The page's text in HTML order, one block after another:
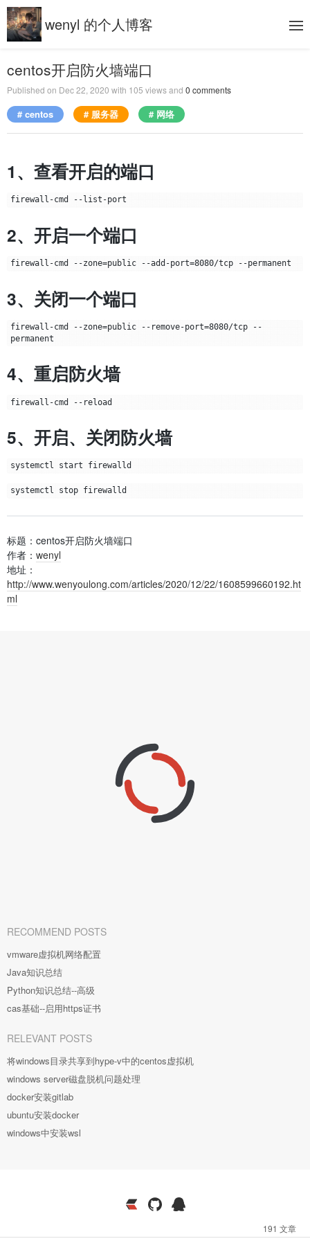
wenyl 的个人博客
centos开启防火墙端口
Published on Dec 22, 2020 with 105 views and 0 comments
# centos # 服务器 # 网络
1、查看开启的端口
2、开启一个端口
3、关闭一个端口
firewall-cmd --zone=public --remove-port=8080/tcp --
4、重启防火墙
5、开启、关闭防火墙
标题：centos开启防火墙端口
作者： wenyl
地址：
http://www.wenyoulong.com/articles/2020/12/22/1608599660192.ht
ml
RECOMMEND POSTS
vmware虚拟机网络配置
Java知识总结
Python知识总结--高级
cas基础--启用https证书
RELEVANT POSTS
将windows目录共享到hype-v中的centos虚拟机
windows server磁盘脱机问题处理
docker安装gitlab
ubuntu安装docker
windows中安装wsl
191 文章